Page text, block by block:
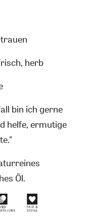
herb
bin ich gerne
helfe, ermutige
Öl.